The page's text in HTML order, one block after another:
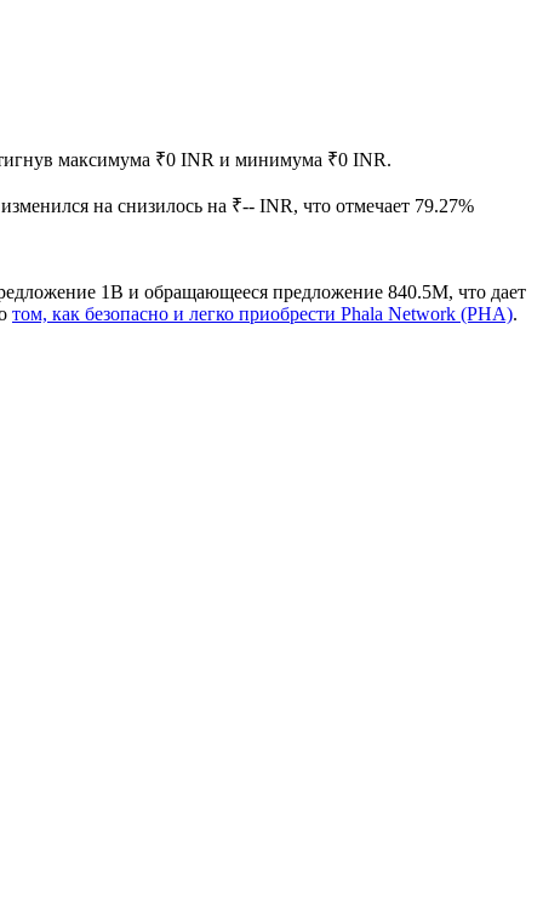
максимума ₹0 INR и минимума ₹0 INR.
на снизилось на ₹-- INR, что отмечает 79.27%
1B и обращающееся предложение 840.5M, что дает
том, как безопасно и легко приобрести Phala Network (PHA).